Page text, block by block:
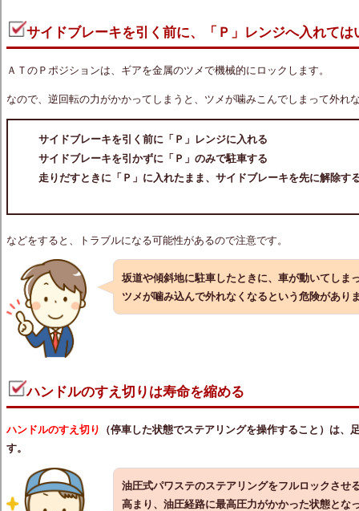
サイドブレーキを引く前に、「Ｐ」レンジへ入れては
ＡＴのＰポジションは、ギアを金属のツメで機械的にロックします。
なので、逆回転の力がかかってしまうと、ツメが噛みこんでしまって外れ
サイドブレーキを引く前に「Ｐ」レンジに入れる
サイドブレーキを引かずに「Ｐ」のみで駐車する
走りだすときに「Ｐ」に入れたまま、サイドブレーキを先に解除す
などをすると、トラブルになる可能性があるので注意です。
坂道や傾斜地に駐車したときに、車が動いてし
ツメが噛み込んで外れなくなるという危険があり
ハンドルのすえ切りは寿命を縮める
ハンドルのすえ切り
（停車した状態でステアリングを操作すること）は、
す。
油圧式パワステのステアリングをフルロックさせ
高まり、油圧経路に最高圧力がかかった状態とな